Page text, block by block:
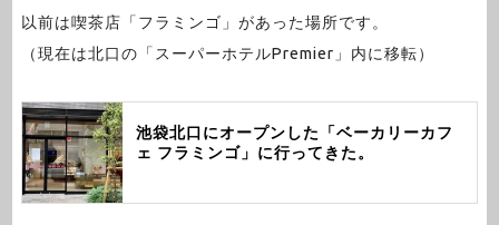
以前は喫茶店「フラミンゴ」があった場所です。
（現在は北口の「スーパーホテルPremier」内に移転）
池袋北口にオープンした「ベーカリーカフ
ェ フラミンゴ」に行ってきた。